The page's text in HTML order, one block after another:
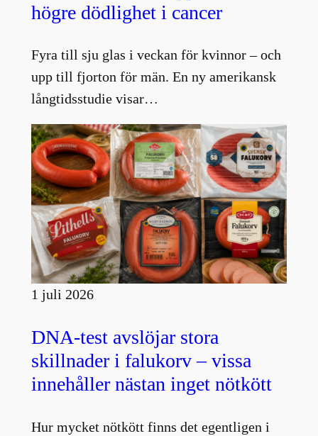
högre dödlighet i cancer
Fyra till sju glas i veckan för kvinnor – och
upp till fjorton för män. En ny amerikansk
långtidsstudie visar…
1 juli 2026
DNA-test avslöjar stora
skillnader i falukorv – vissa
innehåller nästan inget nötkött
Hur mycket nötkött finns det egentligen i